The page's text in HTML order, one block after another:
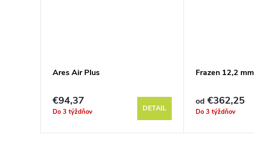
Ares Air Plus
€94,37
Do 3 týždňov DETAIL
Frazen 12,2 mm
od €362,25
Do 3 týždňov